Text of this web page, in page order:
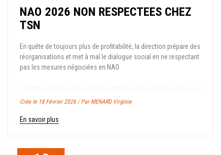
NAO 2026 NON RESPECTEES CHEZ
TSN
En quête de toujours plus de profitabilité, la direction prépare des
réorganisations et met à mal le dialogue social en ne respectant
pas les mesures négociées en NAO
Crée le 18 Février 2026 / Par MENARD Virginie
En savoir plus